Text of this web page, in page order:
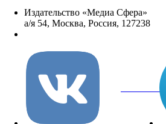
Издательство «Медиа Сфера»
а/я 54, Москва, Россия, 127238
вКонтакте